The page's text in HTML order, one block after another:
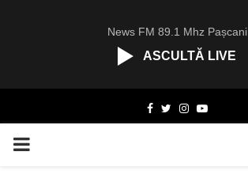
News FM 89.1 Mhz Pașcani
ASCULTĂ LIVE
Facebook
TwitterInstagram
Youtube
PRIMARY